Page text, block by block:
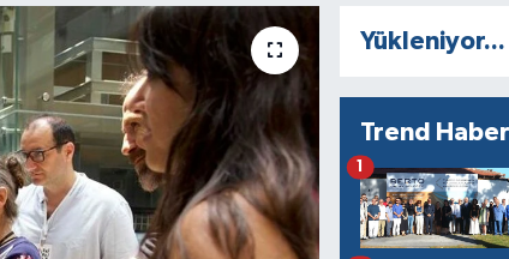
Yükleniyor...
Trend
1